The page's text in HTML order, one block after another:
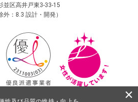
並区高井戸東3-33-15
外：8.3 設計・開発）
×